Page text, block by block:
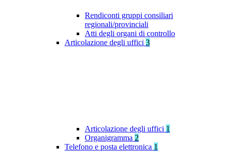
Rendiconti gruppi consiliari
regionali/provinciali
Atti degli organi di controllo
Articolazione degli uffici 3
Articolazione degli uffici 1
Organigramma 2
Telefono e posta elettronica 1